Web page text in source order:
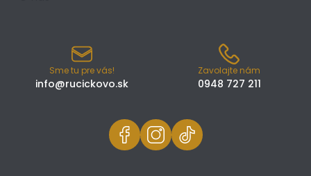
Sme tu pre vás!
info@rucickovo.sk
Zavolajte nám
0948 727 211